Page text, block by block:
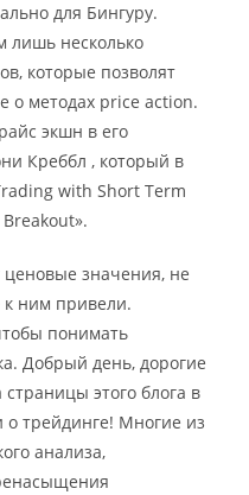
для Бингуру.
лишь несколько
которые позволят
о методах price action.
экшн в его
Креббл , который в
with Short Term
ценовые значения, не
ним привели.
понимать
Добрый день, дорогие
этого блога в
трейдинге! Многие из
анализа,